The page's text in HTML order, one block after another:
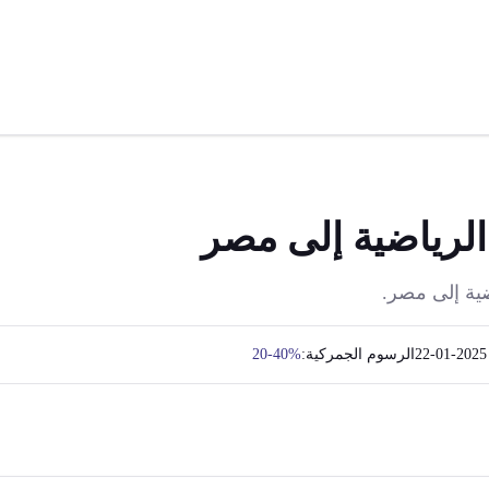
إلى مصر
إلى مصر.
2025-01-22 الرسوم الجمركية:20-40%